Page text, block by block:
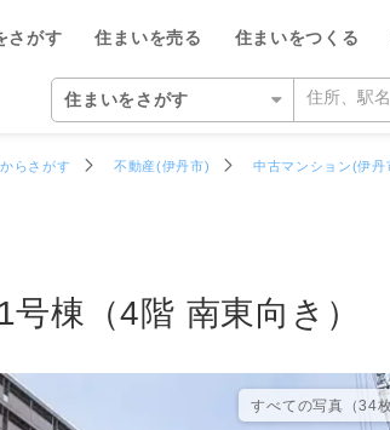
さがす 住まいを売る 住まいをつくる
住まいをさがす
住まいをさがす
営業所をさがす
沿線・駅からさがす
買いたい人が集まる3つの理由
リフォーム一体型住宅ローン
西宮営業所
ウィル空間デザインのスタッフ
ウィルフィナンシャルコミュニケーシ
ョンズのスタッフ
ワンストップサービス
698 万円 物件番号
らさがす 不動産(伊丹市) 中古マンション(伊丹
棟（4階 南東向き）
すべての写真（34